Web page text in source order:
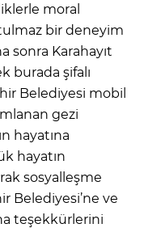
moral
bir deneyim
sonra Karahayıt
burada şifalı
Belediyesi mobil
gezi
hayatına
hayatın
sosyalleşme
Belediyesi’ne ve
teşekkürlerini